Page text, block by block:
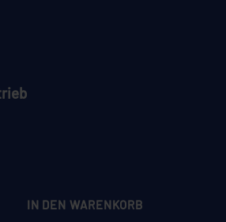
IN DEN WARENKORB